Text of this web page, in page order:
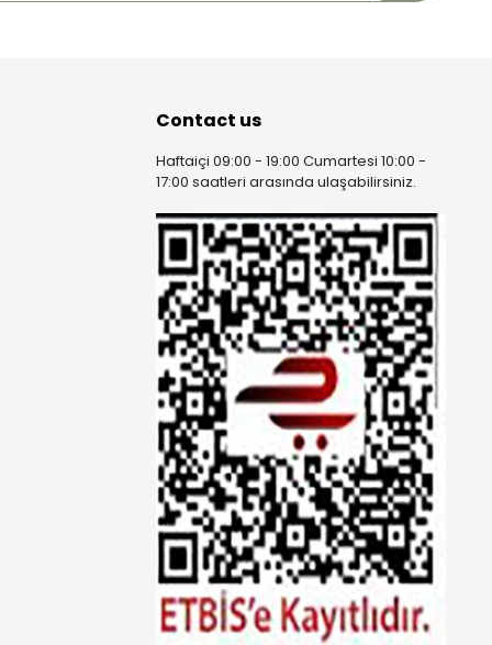
Contact us
Haftaiçi 09:00 - 19:00 Cumartesi 10:00 -
17:00 saatleri arasında ulaşabilirsiniz.